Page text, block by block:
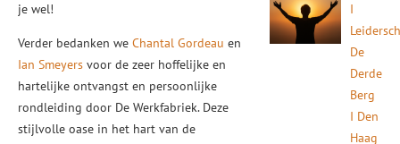
je wel!
Verder bedanken we Chantal Gordeau en
Ian Smeyers voor de zeer hoffelijke en
hartelijke ontvangst en persoonlijke
rondleiding door De Werkfabriek. Deze
stijlvolle oase in het hart van de
I
De
Derde
Berg
I Den
Haag